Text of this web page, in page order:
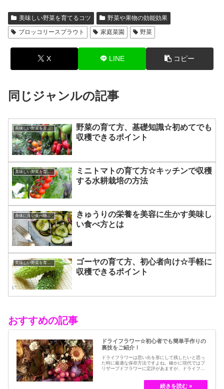
美味しい野菜を育てるコツ
野菜や果物の効能効果
ブロッコリースプラウト
家庭菜園 野菜
X LINE コピー
同じジャンルの記事
美味しい野菜を育てるコツ
野菜の育て方、基礎知識☆初めてでも
収穫できるポイント
美味しい野菜を育てるコツ
ミニトマトの育て方☆キッチンで収穫
する水耕栽培の方法
身体に良い食べ物飲み物
きゅうりの栄養を美容に生かす美味し
い食べ方とは
美味しい野菜を育てるコツ
ゴーヤの育て方、初心者向け☆手軽に
収穫できるポイント
おすすめの記事
ドライフラワー☆初心者でも簡単手作りの
裏技をご紹介！
ドライフラワーは思い出を形にして残したいと思っ
た時に最適な保存方法ですよね。確かに現代ではブ
リザーブドフラワーに定評があますが、ドライフラ
とつです。結婚式のブーケなどに使われた花など、
今では押し花のサービスが有名ですが、昔はドライ